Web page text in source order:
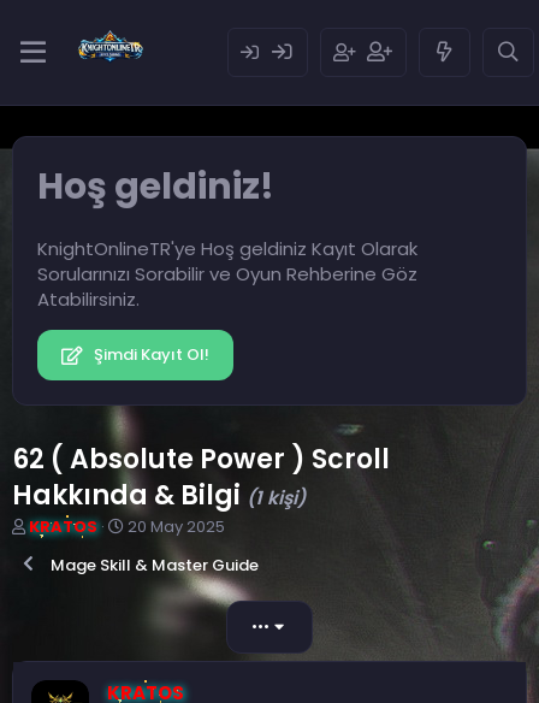
Hoş geldiniz!
KnightOnlineTR'ye Hoş geldiniz Kayıt Olarak
Sorularınızı Sorabilir ve Oyun Rehberine Göz
Atabilirsiniz.
Şimdi Kayıt Ol!
62 ( Absolute Power ) Scroll
Hakkında & Bilgi (1 kişi)
K
n
u
b
KRATOS
B
ş
g
20 May 2025
Mage Skill & Master Guide
•••
KRATOS